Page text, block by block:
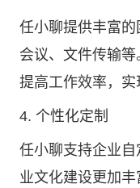
任小聊提供丰富
会议、文件传输等
提高工作效率，实
4. 个性化定制
任小聊支持企业
业文化建设更加